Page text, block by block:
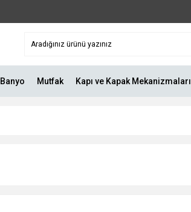
Banyo Mutfak Kapı ve Kapak Mekanizmaları